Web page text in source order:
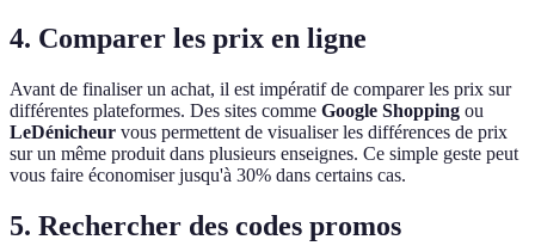
4. Comparer les prix en ligne
Avant de finaliser un achat, il est impératif de comparer les prix sur
différentes plateformes. Des sites comme Google Shopping ou
LeDénicheur vous permettent de visualiser les différences de prix
sur un même produit dans plusieurs enseignes. Ce simple geste peut
vous faire économiser jusqu'à 30% dans certains cas.
5. Rechercher des codes promos